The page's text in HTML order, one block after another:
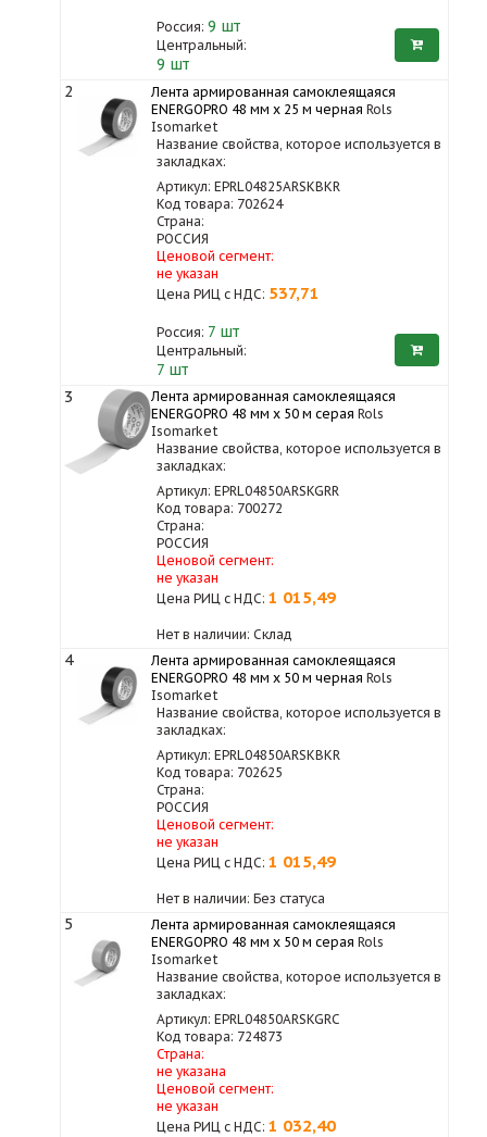
Россия: 9 шт
Центральный:
9 шт
2
Лента армированная самоклеящаяся
ENERGOPRO 48 мм х 25 м черная Rols
Isomarket
Название свойства, которое используется в
закладках:
Артикул: EPRL04825ARSKBKR
Код товара: 702624
Страна:
РОССИЯ
Ценовой сегмент:
не указан
Цена РИЦ с НДС: 537,71
Россия: 7 шт
Центральный:
7 шт
3
Лента армированная самоклеящаяся
ENERGOPRO 48 мм х 50 м серая Rols
Isomarket
Название свойства, которое используется в
закладках:
Артикул: EPRL04850ARSKGRR
Код товара: 700272
Страна:
РОССИЯ
Ценовой сегмент:
не указан
Цена РИЦ с НДС: 1 015,49
Нет в наличии: Склад
4
Лента армированная самоклеящаяся
ENERGOPRO 48 мм х 50 м черная Rols
Isomarket
Название свойства, которое используется в
закладках:
Артикул: EPRL04850ARSKBKR
Код товара: 702625
Страна:
РОССИЯ
Ценовой сегмент:
не указан
Цена РИЦ с НДС: 1 015,49
Нет в наличии: Без статуса
5
Лента армированная самоклеящаяся
ENERGOPRO 48 мм х 50 м серая Rols
Isomarket
Название свойства, которое используется в
закладках:
Артикул: EPRL04850ARSKGRC
Код товара: 724873
Страна:
не указана
Ценовой сегмент:
не указан
Цена РИЦ с НДС: 1 032,40